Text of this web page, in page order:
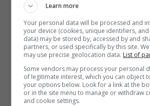
estremità. Tagliatele a
nella pentola con l’acqua non
Fatele sbollentare per circa
e calate le orecchiette
. In
pasta e le zucchine
Mentre le orecchiettesono
Learn more
Your personal data will be processed and
your device (cookies, unique identifiers,
data) may be stored by, accessed by and
partners, or used specifically by this site.
may use precise geolocation data. List of
Some vendors may process your personal
of legitimate interest, which you can object
your options below. Look for a link at the
or in the site menu to manage or withdraw
and cookie settings.